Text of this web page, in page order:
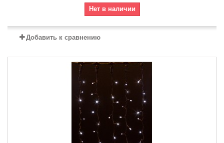
Нет в наличии
Добавить к сравнению